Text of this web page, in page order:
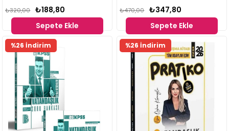
₺188,80
₺320,00
Sepete Ekle
₺347,80
₺470,00
Sepete Ekle
%26 İndirim %26 İndirim